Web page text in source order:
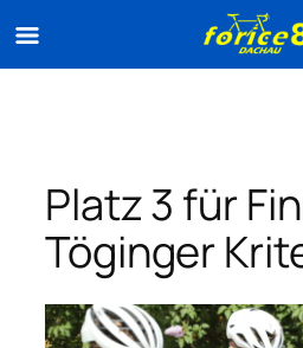
Platz 3 für
Töginger